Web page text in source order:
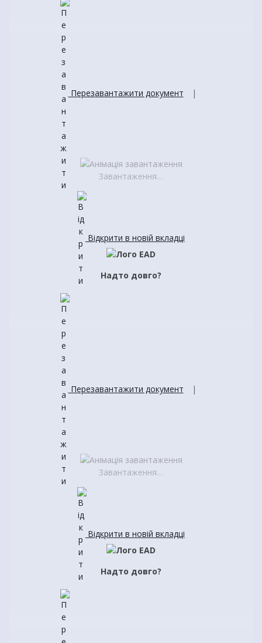
Завантаження…
Перезавантажити документ |
Відкрити в новій вкладці
Завантаження…
Надто довго?
Перезавантажити документ |
Відкрити в новій вкладці
Надто довго?